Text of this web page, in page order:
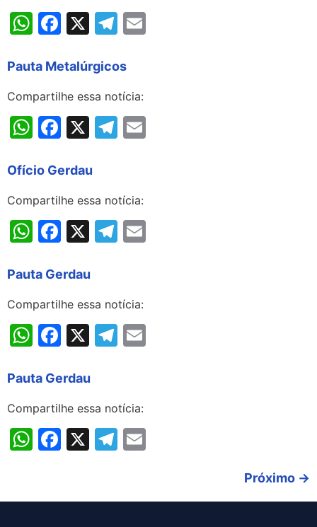
WhatsApp
Facebook
X Telegram
Pauta Metalúrgicos
Compartilhe essa notícia:
WhatsApp
Facebook
X Telegram
Ofício Gerdau
Compartilhe essa notícia:
WhatsApp
Facebook
X Telegram
Pauta Gerdau
Compartilhe essa notícia:
WhatsApp
Facebook
X Telegram
Pauta Gerdau
Compartilhe essa notícia:
WhatsApp
Facebook
X Telegram
Próximo →